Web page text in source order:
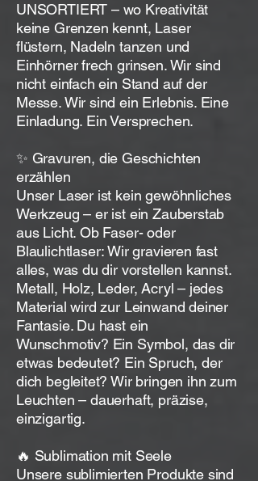
UNSORTIERT – wo Kreativität
keine Grenzen kennt, Laser
flüstern, Nadeln tanzen und
Einhörner frech grinsen. Wir sind
nicht einfach ein Stand auf der
Messe. Wir sind ein Erlebnis. Eine
Einladung. Ein Versprechen.
✨ Gravuren, die Geschichten
erzählen
Unser Laser ist kein gewöhnliches
Werkzeug – er ist ein Zauberstab
aus Licht. Ob Faser- oder
Blaulichtlaser: Wir gravieren fast
alles, was du dir vorstellen kannst.
Metall, Holz, Leder, Acryl – jedes
Material wird zur Leinwand deiner
Fantasie. Du hast ein
Wunschmotiv? Ein Symbol, das dir
etwas bedeutet? Ein Spruch, der
dich begleitet? Wir bringen ihn zum
Leuchten – dauerhaft, präzise,
einzigartig.
🔥 Sublimation mit Seele
Unsere sublimierten Produkte sind